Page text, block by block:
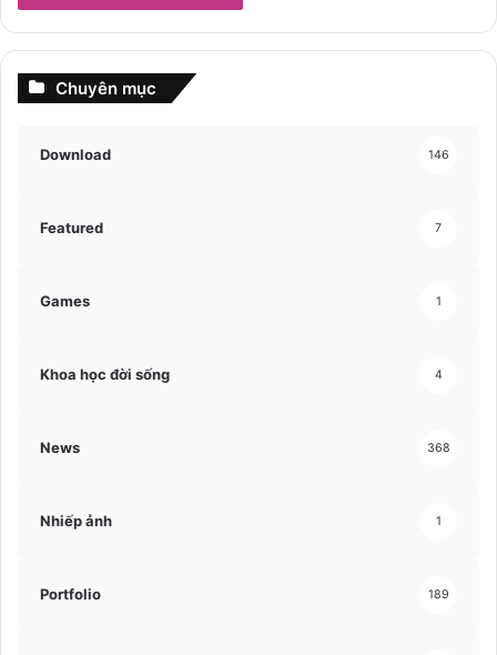
Chuyên mục
Download 146
Featured 7
Games 1
Khoa học đời sống 4
News 368
Nhiếp ảnh 1
Portfolio 189